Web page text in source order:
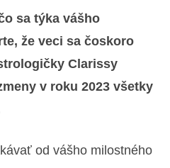
sa týka vášho
že veci sa čoskoro
Clarissy
v roku 2023 všetky
od vášho milostného